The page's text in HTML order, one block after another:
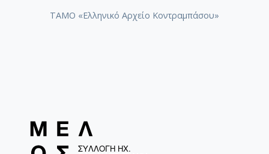
ΤΑΜΟ «Ελληνικό Αρχείο Κοντραμπάσου»